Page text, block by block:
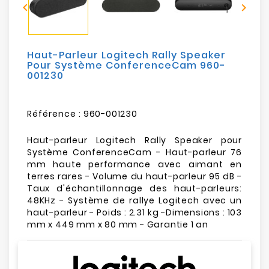
Mobilités
Loisirs
 
Haut-Parleur Logitech Rally Speaker
Pour Système ConferenceCam 960-
001230
Référence : 960-001230
Haut-parleur Logitech Rally Speaker pour
Système ConferenceCam - Haut-parleur 76
mm haute performance avec aimant en
terres rares - Volume du haut-parleur 95 dB -
Taux d'échantillonnage des haut-parleurs:
48KHz - Système de rallye Logitech avec un
haut-parleur - Poids : 2.31 kg -Dimensions : 103
mm x 449 mm x 80 mm - Garantie 1 an